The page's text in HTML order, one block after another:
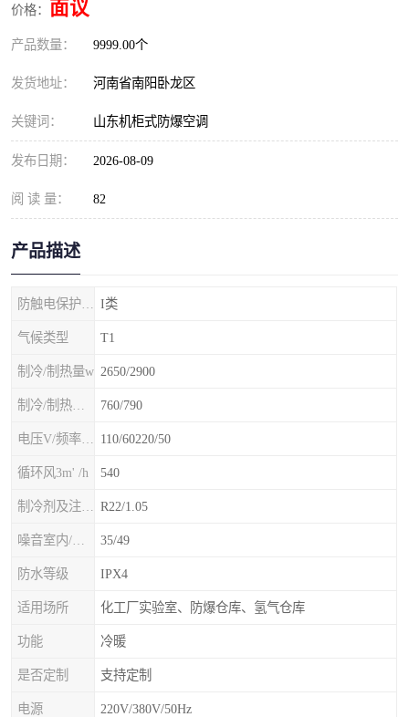
价格： 面议
产品数量： 9999.00个
发货地址： 河南省南阳卧龙区
关键词： 山东机柜式防爆空调
发布日期： 2026-08-09
阅 读 量： 82
产品描述
I类
气候类型 T1
制冷/制热量w 2650/2900
760/790
110/60220/50
循环风3m' /h 540
R22/1.05
35/49
防水等级 IPX4
适用场所 化工厂实验室、防爆仓库、氢气仓库
功能 冷暖
是否定制 支持定制
电源 220V/380V/50Hz